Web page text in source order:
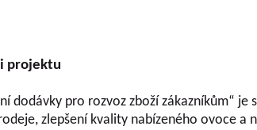
projektu
dodávky pro rozvoz zboží zákazníkům“
zlepšení kvality nabízeného ovoce a